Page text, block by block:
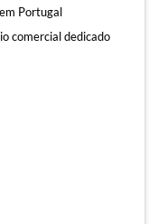
Portugal
comercial dedicado